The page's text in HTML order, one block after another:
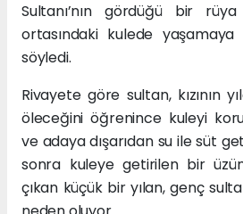
Sultanı’nın gördüğü bir
ortasındaki kulede yaşamaya
söyledi.
Rivayete göre sultan, kızının
öleceğini öğrenince kuleyi
ve adaya dışarıdan su ile süt
sonra kuleye getirilen bir
çıkan küçük bir yılan, genç